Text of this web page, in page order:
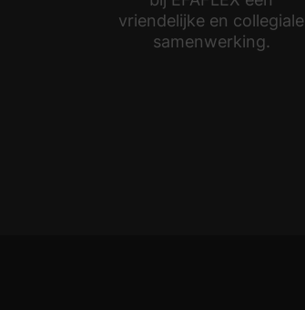
vriendelijke en collegiale
samenwerking.